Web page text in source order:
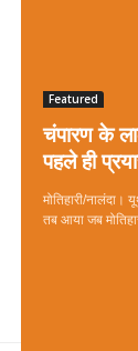
Featured
चंपारण के
पहले ही
मोतिहारी/नालंदा।
तब आया जब